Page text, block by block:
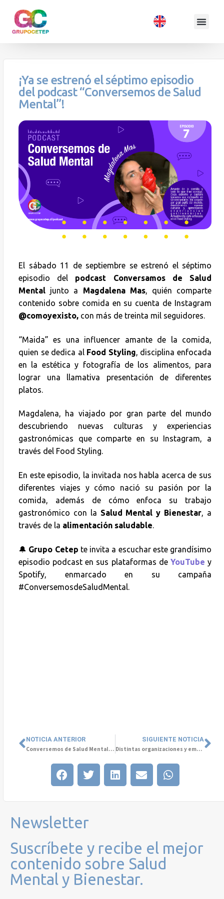
¡Ya se estrenó el séptimo episodio
del podcast “Conversemos de Salud
Mental”!
El sábado 11 de septiembre se estrenó el séptimo
episodio del podcast Conversamos de Salud
Mental junto a Magdalena Mas, quién comparte
contenido sobre comida en su cuenta de Instagram
@comoyexisto, con más de treinta mil seguidores.
“Maida” es una influencer amante de la comida,
quien se dedica al Food Styling , disciplina enfocada
en la estética y fotografía de los alimentos, para
lograr una llamativa presentación de diferentes
platos.
Magdalena, ha viajado por gran parte del mundo
descubriendo nuevas culturas y experiencias
gastronómicas que comparte en su Instagram, a
través del Food Styling.
En este episodio, la invitada nos habla acerca de sus
diferentes viajes y cómo nació su pasión por la
comida, además de cómo enfoca su trabajo
gastronómico con la Salud Mental y Bienestar, a
través de la alimentación saludable.
🔔 Grupo Cetep te invita a escuchar este grandísimo
episodio podcast en sus plataformas deYouTube y
Spotify, enmarcado en su campaña
#ConversemosdeSaludMental.
NOTICIA ANTERIOR
Conversemos de Salud Mental: El podcast en que rostros reconocidos reflexionan sobre el Bienestar
SIGUIENTE NOTICIA
Distintas organizaciones y empresas se unen por la Salud Mental
Newsletter
Suscríbete y recibe el mejor
contenido sobre Salud
Mental y Bienestar.